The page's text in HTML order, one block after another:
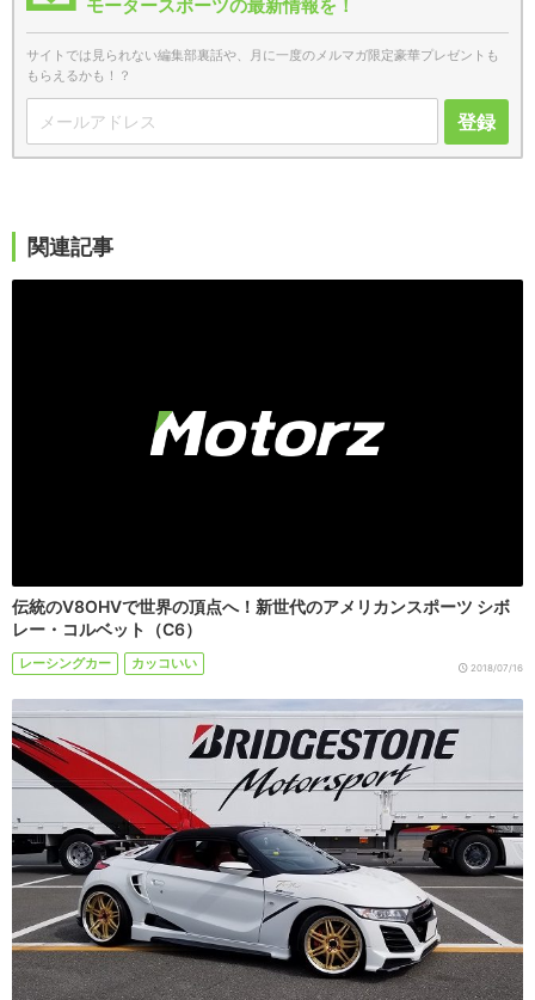
モータースポーツの最新情報を！
サイトでは見られない編集部裏話や、月に一度のメルマガ限定豪華プレゼントも
もらえるかも！？
登録
関連記事
伝統のV8OHVで世界の頂点へ！新世代のアメリカンスポーツ シボ
レー・コルベット（C6）
レーシングカー カッコいい 2018/07/16